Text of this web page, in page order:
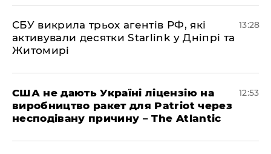
СБУ викрила трьох агентів РФ, які
активували десятки Starlink у Дніпрі та
Житомирі
13:28
США не дають Україні ліцензію на
виробництво ракет для Patriot через
несподівану причину – The Atlantic
12:53